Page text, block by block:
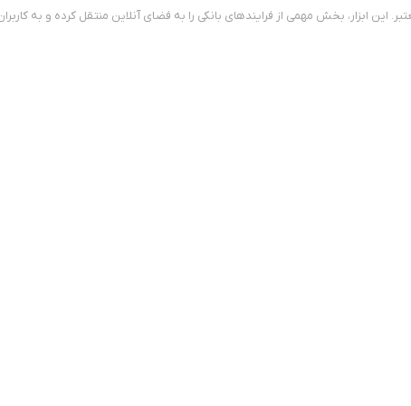
این ابزار، بخش مهمی از فرایندهای بانکی را به فضای آنلاین منتقل کرده و به
در برنامه فعال می‌شود. این گواهی برای انواع امور بانکی آنلاین و قراردادهای
و در صورت نیاز قابل پیگیری است.